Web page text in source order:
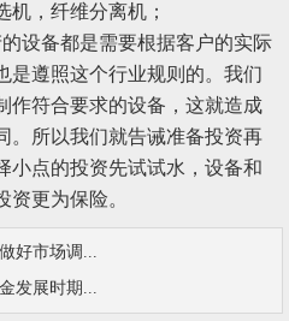
机，纤维分离机；
设备都是需要根据客户的实际
是遵照这个行业规则的。我们
作符合要求的设备，这就造成
。所以我们就告诫准备投资再
小点的投资先试试水，设备和
更为保险。
好市场调...
发展时期...